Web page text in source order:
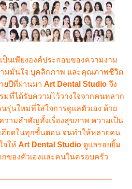
เป็นเพียงองค์ประกอบของความงาม
มมั่นใจ บุคลิกภาพ และคุณภาพชีวิต
ยปีที่ผ่านมา Art Dental Studio จึง
ที่ได้รับความไว้วางใจจากคนหลาก
รุ่นใหม่ที่ใส่ใจการดูแลตัวเอง ด้วย
วามสำคัญทั้งเรื่องสุขภาพ ความเป็น
อียดในทุกขั้นตอน จนทำให้หลายคน
จให้ Art Dental Studioดูแลรอยยิ้ม
ของตัวเองและคนในครอบครัว